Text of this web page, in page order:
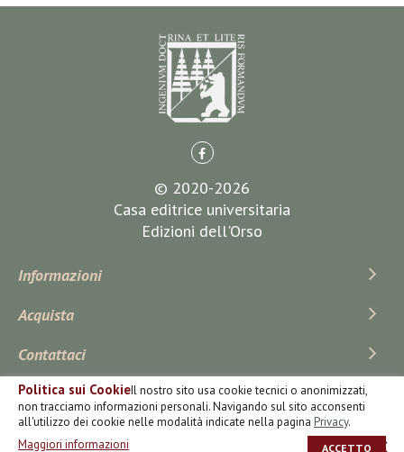
Politica sui CookieIl nostro sito usa cookie tecnici o anonimizzati,
non tracciamo informazioni personali. Navigando sul sito acconsenti
all'utilizzo dei cookie nelle modalità indicate nella pagina Privacy.
Maggiori informazioni
ACCETTO
© 2020-2026
Casa editrice universitaria
Edizioni dell'Orso
Informazioni
Acquista
Contattaci
Iscriviti Alla Newsletter